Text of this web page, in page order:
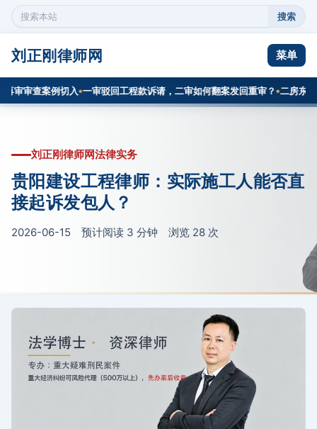
搜
索
本
站
内
容
搜索
刘正刚律师网 菜单
审查案例切入 一审驳回工程款诉请，二审如何翻案发回重审？ 二房东主张
刘正刚律师网法律实务
贵阳建设工程律师：实际施工人能否直
接起诉发包人？
2026-06-15 预计阅读 3 分钟 浏览 28 次